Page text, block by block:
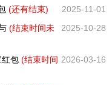
2025-11-01
(还有结束)
2025-10-28
(结束时间未
2026-03-16
红包 (结束时间